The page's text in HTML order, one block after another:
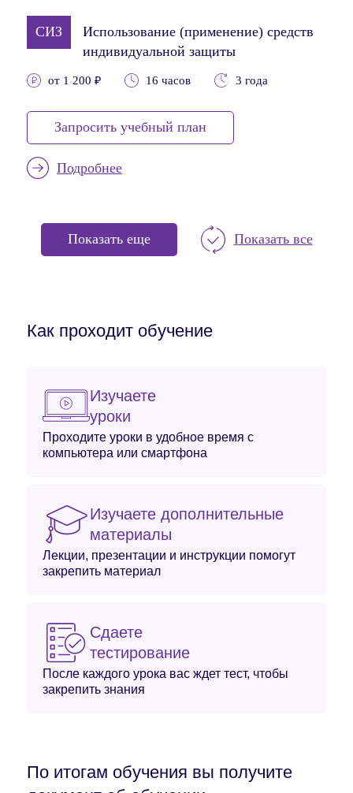
СИЗ
Использование (применение) средств
индивидуальной защиты
от 1 200 ₽ 16 часов 3 года
Запросить учебный план
Подробнее
Показать еще Показать все
Как проходит обучение
Изучаете
уроки
Проходите уроки в удобное время с
компьютера или смартфона
Изучаете дополнительные
материалы
Лекции, презентации и инструкции помогут
закрепить материал
Сдаете
тестирование
После каждого урока вас ждет тест, чтобы
закрепить знания
По итогам обучения вы получите